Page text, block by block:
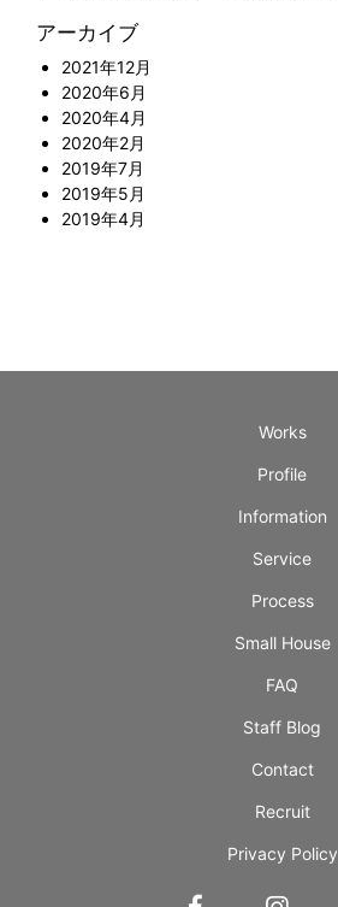
アーカイブ
2021年12月
2020年6月
2020年4月
2020年2月
2019年7月
2019年5月
2019年4月
Works
Profile
Information
Service
Process
Small House
FAQ
Staff Blog
Contact
Recruit
Privacy Policy